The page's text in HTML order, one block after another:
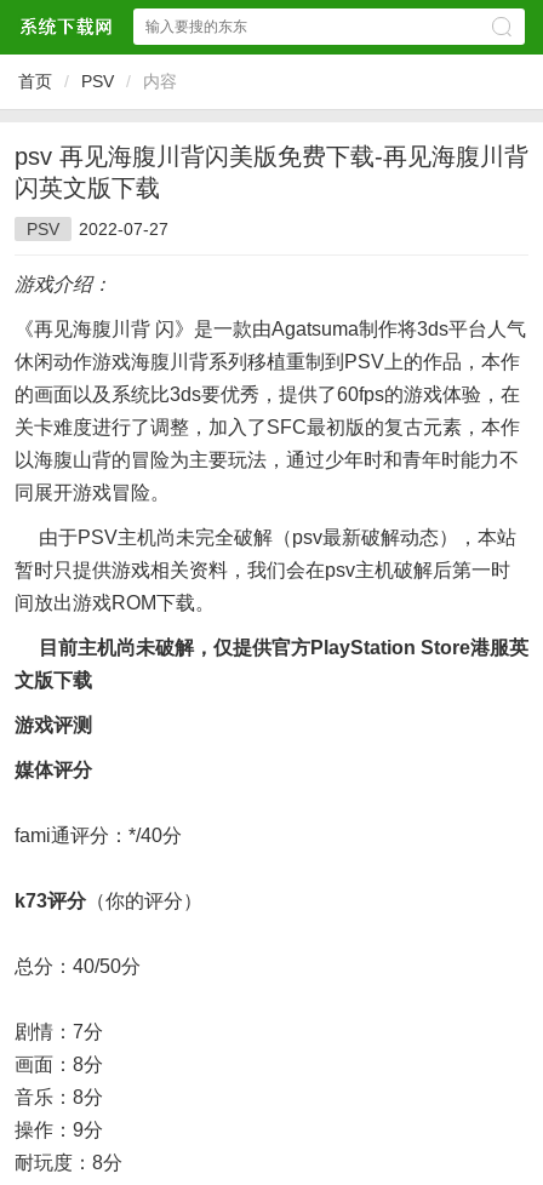
首页 / PSV / 内容
psv 再见海腹川背闪美版免费下载-再见海腹川背
闪英文版下载
PSV 2022-07-27
游戏介绍：
《再见海腹川背 闪》是一款由Agatsuma制作将3ds平台人气
休闲动作游戏海腹川背系列移植重制到PSV上的作品，本作
的画面以及系统比3ds要优秀，提供了60fps的游戏体验，在
关卡难度进行了调整，加入了SFC最初版的复古元素，本作
以海腹山背的冒险为主要玩法，通过少年时和青年时能力不
同展开游戏冒险。
由于PSV主机尚未完全破解（psv最新破解动态），本站
暂时只提供游戏相关资料，我们会在psv主机破解后第一时
间放出游戏ROM下载。
目前主机尚未破解，仅提供官方PlayStation Store港服英
文版下载
游戏评测
媒体评分
fami通评分：*/40分
k73评分（你的评分）
总分：40/50分
剧情：7分
画面：8分
音乐：8分
操作：9分
耐玩度：8分